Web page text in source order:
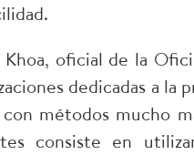
oficial de la
dedicadas a
métodos mucho
consiste en